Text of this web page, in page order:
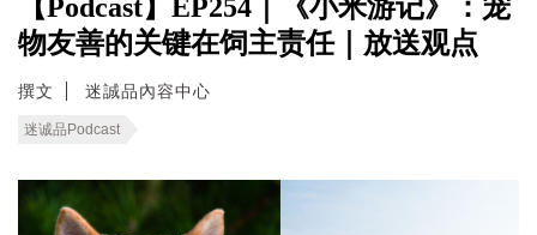
【Podcast】EP254｜《小米游记》：宠
物友善的关键在饲主责任｜放送观点
撰文 迷誠品內容中心
迷诚品Podcast